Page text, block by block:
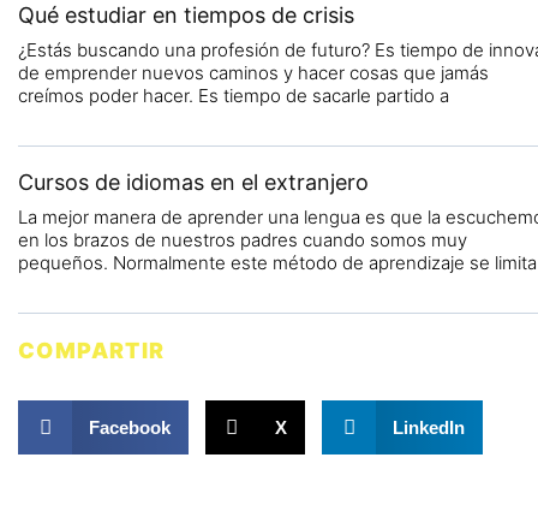
Qué estudiar en tiempos de crisis
¿Estás buscando una profesión de futuro? Es tiempo de
de emprender nuevos caminos y hacer cosas que jamás
creímos poder hacer. Es tiempo de sacarle partido a
Cursos de idiomas en el extranjero
La mejor manera de aprender una lengua es que la
en los brazos de nuestros padres cuando somos muy
pequeños. Normalmente este método de aprendizaje se limita
COMPARTIR
Facebook X LinkedIn